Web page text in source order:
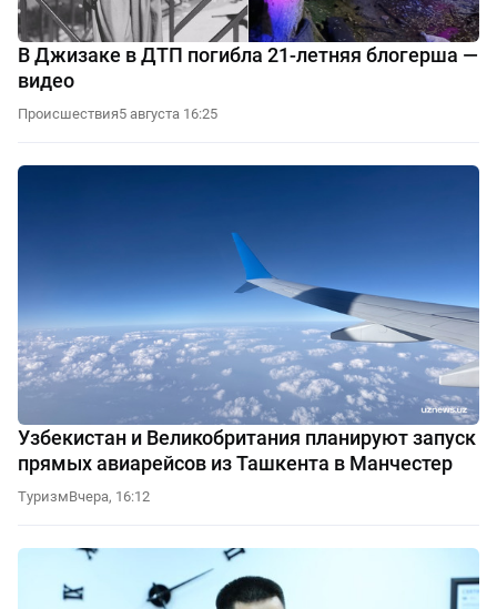
В Джизаке в ДТП погибла 21-летняя блогерша —
видео
Происшествия5 августа 16:25
Узбекистан и Великобритания планируют запуск
прямых авиарейсов из Ташкента в Манчестер
ТуризмВчера, 16:12